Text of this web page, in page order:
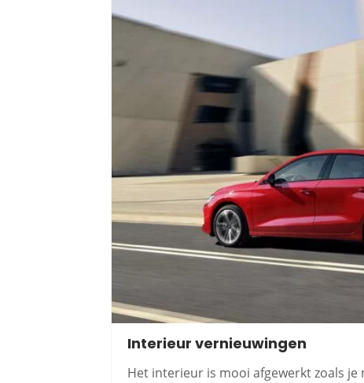
Interieur vernieuwingen
Het interieur is mooi afgewerkt zoals je